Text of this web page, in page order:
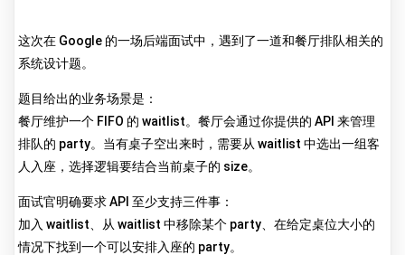
这次在 Google 的一场后端面试中，遇到了一道和餐厅排队相关的
系统设计题。
题目给出的业务场景是：
餐厅维护一个 FIFO 的 waitlist。餐厅会通过你提供的 API 来管理
排队的 party。当有桌子空出来时，需要从 waitlist 中选出一组客
人入座，选择逻辑要结合当前桌子的 size。
面试官明确要求 API 至少支持三件事：
加入 waitlist、从 waitlist 中移除某个 party、在给定桌位大小的
情况下找到一个可以安排入座的 party。